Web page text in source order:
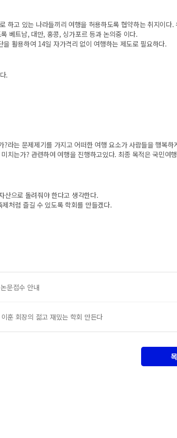
하고 있는 나라들끼리 여행을 허용하도록 협약하는 취지이다.
베트남, 대만, 홍콩, 싱가포르 등과 논의중 이다.
을 활용하여 14일 자가격리 없이 여행하는 제도로 필요하다.
.
라는 문제제기를 가지고 어떠한 여행 요소가 사람들을 행복하
치는가? 관련하여 여행을 진행하고있다. 최종 목적은 국민여
산으로 돌려줘야 한다고 생각한다.
처럼 즐길 수 있도록 학회를 만들겠다.
문접수 안내
훈 회장의 젊고 재밌는 학회 만든다